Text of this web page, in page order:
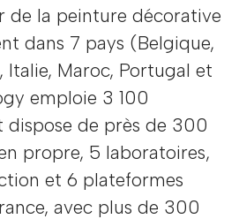
de la peinture décorative
dans 7 pays (Belgique,
Italie, Maroc, Portugal et
emploie 3 100
dispose de près de 300
propre, 5 laboratoires,
et 6 plateformes
avec plus de 300